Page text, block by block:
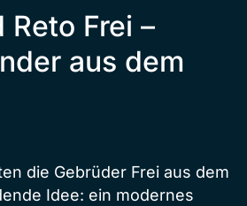
Reto Frei –
aus dem
die Gebrüder Frei aus dem
Idee: ein modernes